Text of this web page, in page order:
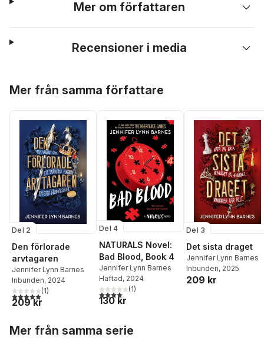
Mer om författaren
Recensioner i media
Mer från samma författare
Del 2
Den förlorade
arvtagaren
Jennifer Lynn Barnes
Inbunden, 2024
5,0utav 5 stjärnor. Totalt antal röster:
(1)
209 kr
Del 4
NATURALS Novel:
Bad Blood, Book 4
Jennifer Lynn Barnes
Häftad, 2024
4,0utav 5 stjärnor. Totalt antal röster:
(1)
130 kr
Del 3
Det sista draget
Jennifer Lynn Barnes
Inbunden, 2025
209 kr
Mer från samma serie